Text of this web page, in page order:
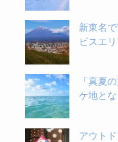
新東名
ビスエ
「真夏
ケ地とな
アウト